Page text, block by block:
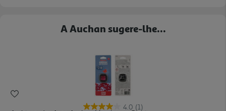
A Auchan sugere-lhe...
4.0 (1)